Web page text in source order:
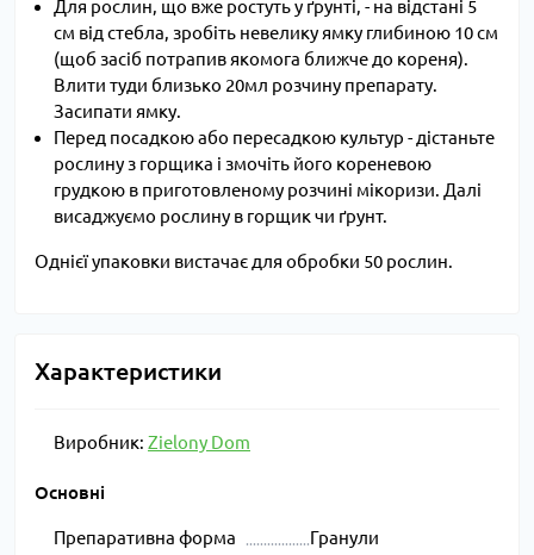
Для рослин, що вже ростуть у ґрунті, - на відстані 5
см від стебла, зробіть невелику ямку глибиною 10 см
(щоб засіб потрапив якомога ближче до кореня).
Влити туди близько 20мл розчину препарату.
Засипати ямку.
Перед посадкою або пересадкою культур - дістаньте
рослину з горщика і змочіть його кореневою
грудкою в приготовленому розчині мікоризи. Далі
висаджуємо рослину в горщик чи ґрунт.
Однієї упаковки вистачає для обробки 50 рослин.
Характеристики
Виробник: Zielony Dom
Основні
Препаративна форма Гранули